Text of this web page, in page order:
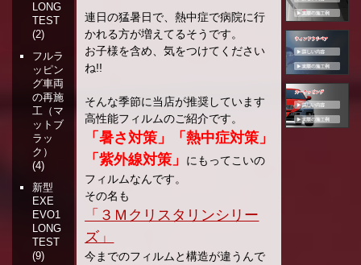
連日の猛暑日で、熱中症で病院に行
かれる方が増えてるそうです。
お子様を含め、気をつけてください
ね!!
そんな季節に当店が推奨しています
高性能フィルムのご紹介です。
「暑さ対策」「熱中症対策」
「紫外線対策」
にもってこいの
フィルムなんです。
その名も
「３Ｍクリスタリンシリー
ズ」
今までのフィルムと構造が違うんで
LONG
TEST
(2)
フルラ
ッピン
グ車両
の再施
工（マ
ットブ
ラッ
ク）
(4)
新型
EXE
EVO1
LONG
TEST
(9)